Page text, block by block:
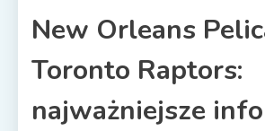
New Orleans
Toronto Raptors:
najważniejsze